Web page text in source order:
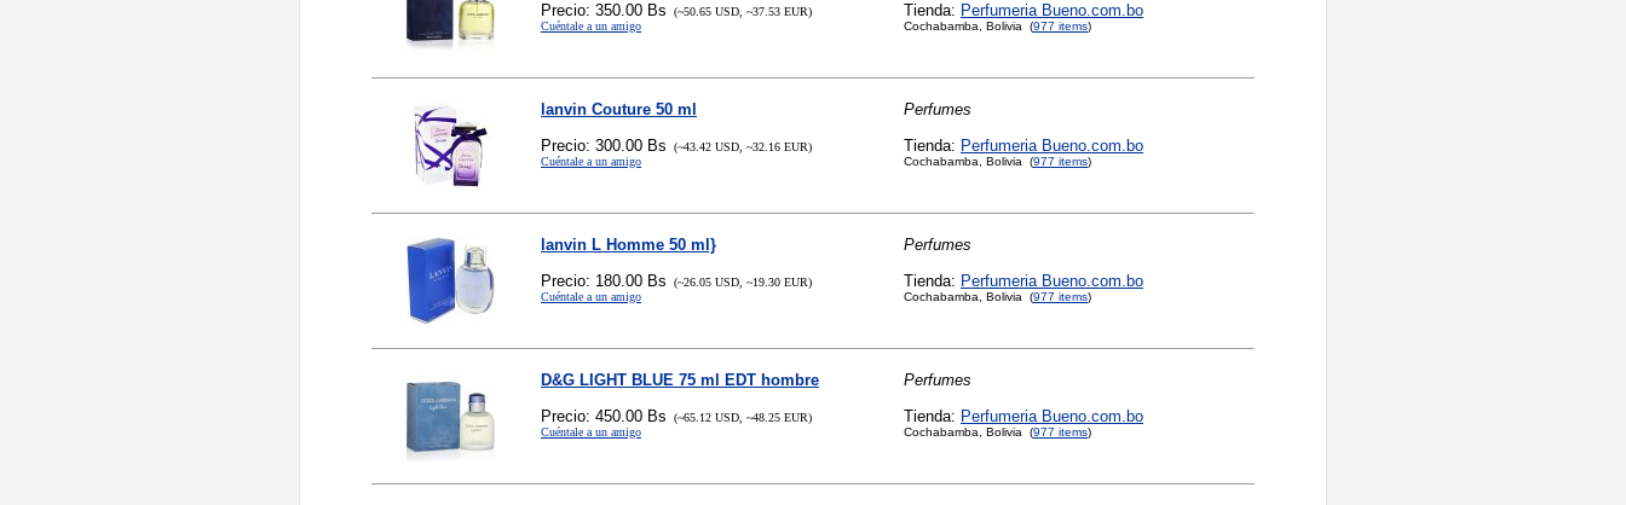
Precio: 350.00 Bs (~50.65 USD, ~37.53 EUR)
Cuéntale a un amigo
Tienda: Perfumeria Bueno.com.bo
Cochabamba, Bolivia (977 items)
lanvin Couture 50 ml
Precio: 300.00 Bs (~43.42 USD, ~32.16 EUR)
Cuéntale a un amigo
Perfumes
Tienda: Perfumeria Bueno.com.bo
Cochabamba, Bolivia (977 items)
lanvin L Homme 50 ml}
Precio: 180.00 Bs (~26.05 USD, ~19.30 EUR)
Cuéntale a un amigo
Perfumes
Tienda: Perfumeria Bueno.com.bo
Cochabamba, Bolivia (977 items)
D&G LIGHT BLUE 75 ml EDT hombre
Precio: 450.00 Bs (~65.12 USD, ~48.25 EUR)
Cuéntale a un amigo
Perfumes
Tienda: Perfumeria Bueno.com.bo
Cochabamba, Bolivia (977 items)